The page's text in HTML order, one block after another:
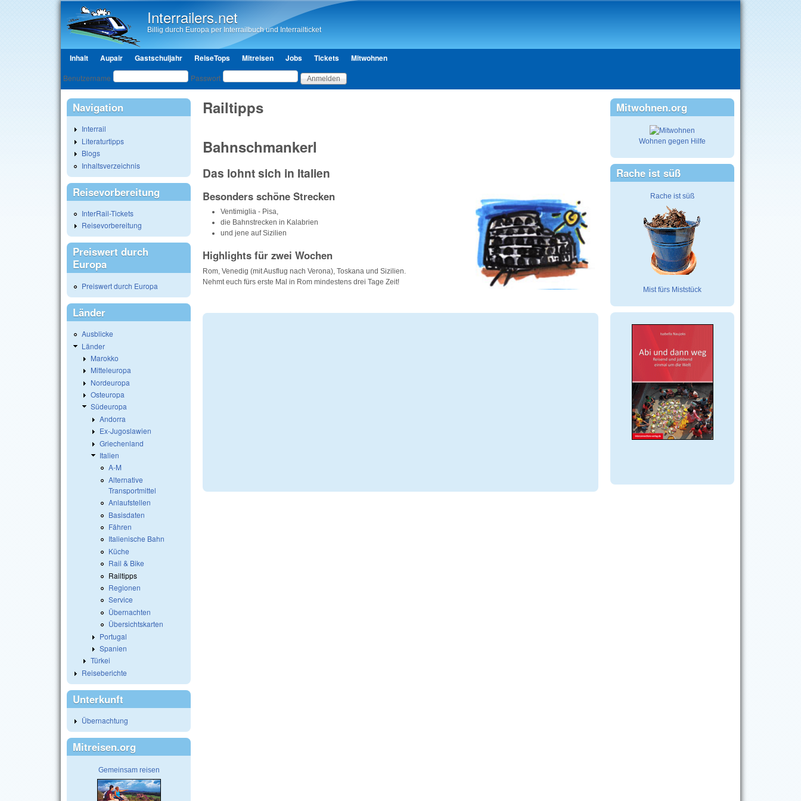
Interrailers.net
Billig durch Europa per Interrailbuch und Interrailticket
Hauptmenü
Inhalt Aupair Gastschuljahr ReiseTops Mitreisen Jobs Tickets Mitwohnen
Benutzeranmeldung
Benutzername Passwort
Railtipps
Bahnschmankerl
Das lohnt sich in Italien
Besonders schöne Strecken
Ventimiglia - Pisa,
die Bahnstrecken in Kalabrien
und jene auf Sizilien
Highlights für zwei Wochen
Rom, Venedig (mit Ausflug nach Verona), Toskana und Sizilien.
Nehmt euch fürs erste Mal in Rom mindestens drei Tage Zeit!
Navigation
Interrail
Literaturtipps
Blogs
Inhaltsverzeichnis
Reisevorbereitung
InterRail-Tickets
Reisevorbereitung
Preiswert durch
Europa
Preiswert durch Europa
Länder
Ausblicke
Länder
Marokko
Mitteleuropa
Nordeuropa
Osteuropa
Südeuropa
Andorra
Ex-Jugoslawien
Griechenland
Italien
A-M
Alternative
Transportmittel
Anlaufstellen
Basisdaten
Fähren
Italienische Bahn
Küche
Rail & Bike
Railtipps
Regionen
Service
Übernachten
Übersichtskarten
Portugal
Spanien
Türkei
Reiseberichte
Unterkunft
Übernachtung
Mitreisen.org
Gemeinsam reisen
Mitwohnen.org
Wohnen gegen Hilfe
Rache ist süß
Rache ist süß
Mist fürs Miststück